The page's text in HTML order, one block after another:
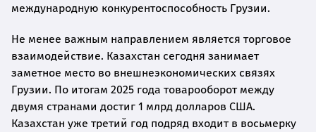
международную конкурентоспособность Грузии.
Не менее важным направлением является торговое
взаимодействие. Казахстан сегодня занимает
заметное место во внешнеэкономических связях
Грузии. По итогам 2025 года товарооборот между
двумя странами достиг 1 млрд долларов США.
Казахстан уже третий год подряд входит в восьмерку